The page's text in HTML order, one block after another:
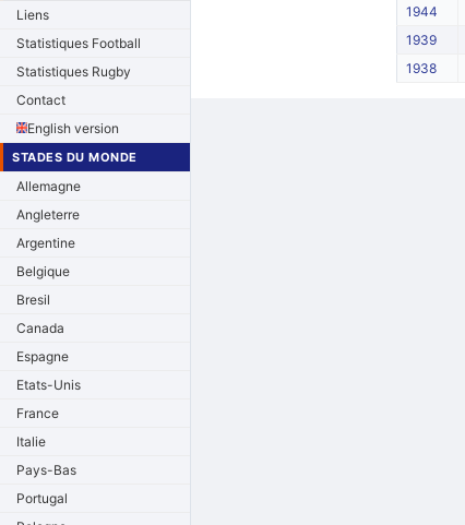
Liens
Statistiques Football
Statistiques Rugby
Contact
English version
STADES DU MONDE
Allemagne
Angleterre
Argentine
Belgique
Bresil
Canada
Espagne
Etats-Unis
France
Italie
Pays-Bas
Portugal
1944
1939
1938